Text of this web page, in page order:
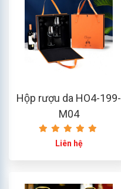
Hộp rượu da HO4-199-
M04
Liên hệ